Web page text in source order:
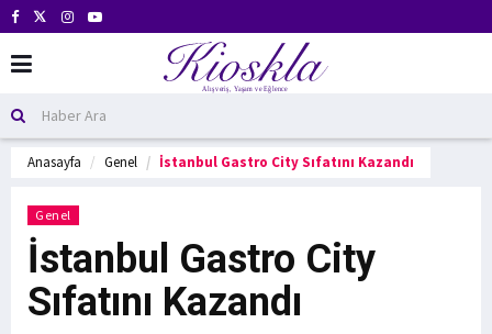
Anasayfa Genel İstanbul Gastro City Sıfatını Kazandı
Genel
İstanbul Gastro City
Sıfatını Kazandı